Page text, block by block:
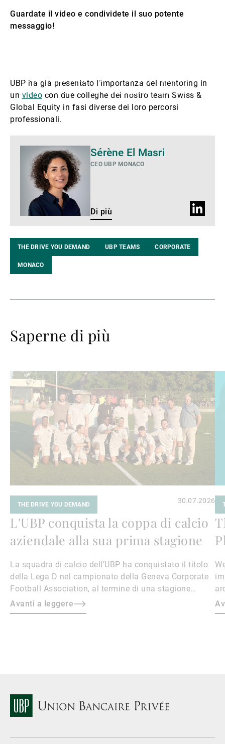
Guardate il video e condividete il suo potente
messaggio!
preferenze relative ai cookie. La preghiamo di
attivare i cookie per visualizzare il contenuto.
UBP ha già presentato l’importanza del mentoring in
un video con due colleghe del nostro team Swiss &
Global Equity in fasi diverse dei loro percorsi
professionali.
più
Sérène El Masri
CEO UBP MONACO
Di più
Profilo
THE DRIVE YOU DEMAND UBP TEAMS CORPORATE
MONACO
Saperne di più
Avanti
a
leggere
THE DRIVE YOU DEMAND 30.07.2026
L'UBP conquista la coppa di calcio
aziendale alla sua prima stagione
La squadra di calcio dell’UBP ha conquistato il titolo
della Lega D nel campionato della Geneva Corporate
Football Association, al termine di una stagione
straordinaria caratterizzata da spirito di squadra,
tenacia e determinazione.
Avanti a leggere
a